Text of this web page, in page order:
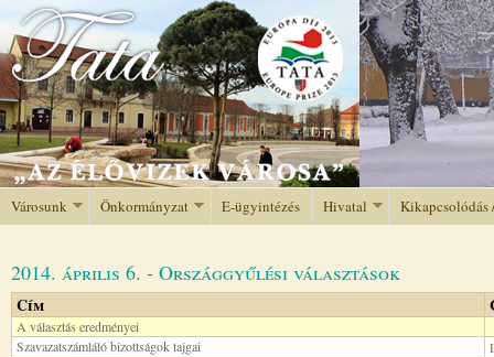
Jump to navigation
Városunk Önkormányzat E-ügyintézés Hivatal Kikapcsolódás
2014. április 6. - Országgyűlési választások
Cím
A választás eredményei
Szavazatszámláló bizottságok tajgai